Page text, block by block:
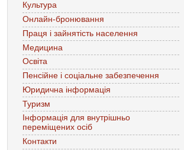
Культура
Онлайн-бронювання
Праця і зайнятість населення
Медицина
Освіта
Пенсійне і соціальне забезпечення
Юридична інформація
Туризм
Інформація для внутрішньо
переміщених осіб
Контакти